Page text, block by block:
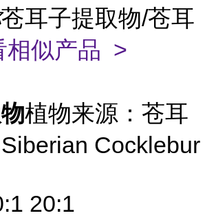
苍耳子提取物/苍耳
相似产品 >
植物来源：苍耳
Cocklebur
20:1